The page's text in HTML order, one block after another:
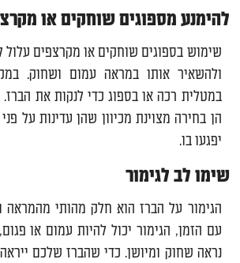
להימנע מספוגים שוחקים או
שימוש בספוגים שוחקים או מקרצפים עלול
ולהשאיר אותו במראה עמום ושחוק.
במטלית רכה או בספוג כדי לנקות את הברז.
הן בחירה מצוינת מכיוון שהן עדינות על
יפגעו בו.
שימו לב לגימור
הגימור על הברז הוא חלק מהותי מהמראה
עם הזמן, הגימור יכול להיות עמום או
נראה שחוק ומיושן. כדי שהברז שלכם